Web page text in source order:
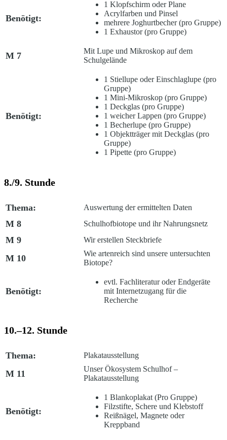
Benötigt:
1 Klopfschirm oder Plane
Acrylfarben und Pinsel
mehrere Joghurtbecher (pro Gruppe)
1 Exhaustor (pro Gruppe)
M 7
Mit Lupe und Mikroskop auf dem
Schulgelände
Benötigt:
1 Stiellupe oder Einschlaglupe (pro
Gruppe)
1 Mini-Mikroskop (pro Gruppe)
1 Deckglas (pro Gruppe)
1 weicher Lappen (pro Gruppe)
1 Becherlupe (pro Gruppe)
1 Objektträger mit Deckglas (pro
Gruppe)
1 Pipette (pro Gruppe)
8./9. Stunde
Thema: Auswertung der ermittelten Daten
M 8 Schulhofbiotope und ihr Nahrungsnetz
M 9 Wir erstellen Steckbriefe
M 10
Wie artenreich sind unsere untersuchten
Biotope?
Benötigt:
evtl. Fachliteratur oder Endgeräte
mit Internetzugang für die
Recherche
10.–12. Stunde
Thema: Plakatausstellung
M 11
Unser Ökosystem Schulhof –
Plakatausstellung
Benötigt:
1 Blankoplakat (Pro Gruppe)
Filzstifte, Schere und Klebstoff
Reißnägel, Magnete oder
Kreppband